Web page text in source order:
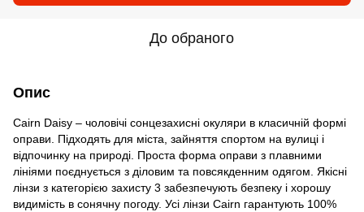
До обраного
Опис
Cairn Daisy – чоловічі сонцезахисні окуляри в класичній формі
оправи. Підходять для міста, зайняття спортом на вулиці і
відпочинку на природі. Проста форма оправи з плавними
лініями поєднується з діловим та повсякденним одягом. Якісні
лінзи з категорією захисту 3 забезпечують безпеку і хорошу
видимість в сонячну погоду. Усі лінзи Cairn гарантують 100%